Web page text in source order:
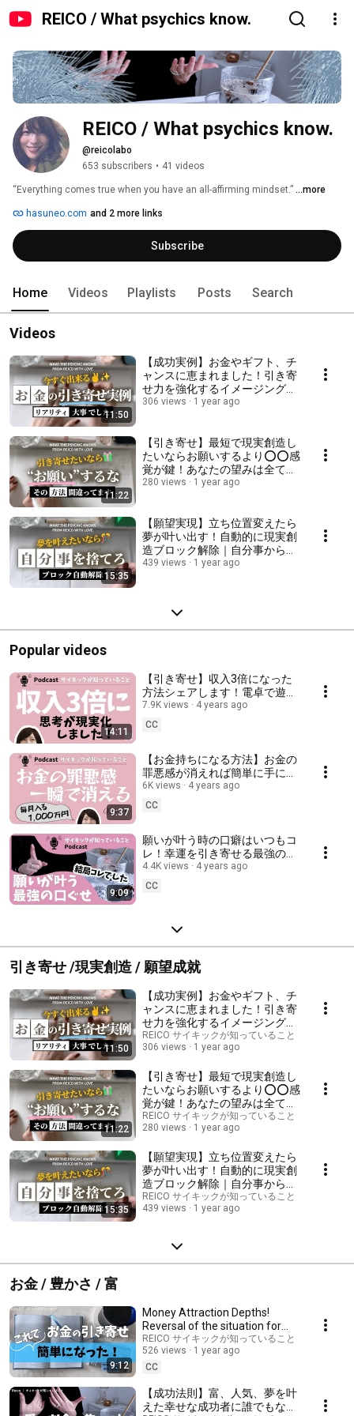
REICO / What psychics know.
REICO / What psychics know.
@reicolabo
653 subscribers • 41 videos
“Everything comes true when you have an all-affirming mindset.” ...more
hasuneo.com and 2 more links
Subscribe
Home Videos Playlists Posts Search
Videos
11:50
【成功実例】お金やギフト、チ
ャンスに恵まれました！引き寄
せ力を強化するイメージングエ
クササイズ
306 views 1 year ago
11:22
【引き寄せ】最短で現実創造し
たいならお願いするより⭕⭕感
覚が鍵！あなたの望みは全て気
楽に叶えてOK！
280 views 1 year ago
15:35
【願望実現】立ち位置変えたら
夢が叶い出す！自動的に現実創
造ブロック解除｜自分事から他
人事プロデューサー
439 views 1 year ago
Popular videos
14:11
【引き寄せ】収入3倍になった
方法シェアします！電卓で遊ん
でたらその通りの収入になった
7.9K views
4 years ago
CC
9:37
【お金持ちになる方法】お金の
罪悪感が消えれば簡単に手に入
る！ブロックを手放す一千万円
の一撃
6K views
4 years ago
CC
9:09
願いが叶う時の口癖はいつもコ
レ！幸運を引き寄せる最強の言
葉【現実創造】
4.4K views
4 years ago
CC
引き寄せ /現実創造 / 願望成就
11:50
【成功実例】お金やギフト、チ
ャンスに恵まれました！引き寄
せ力を強化するイメージングエ
クササイズ
REICO サイキックが知っていること
306 views
1 year ago
11:22
【引き寄せ】最短で現実創造し
たいならお願いするより⭕⭕感
覚が鍵！あなたの望みは全て気
楽に叶えてOK！
REICO サイキックが知っていること
280 views
1 year ago
15:35
【願望実現】立ち位置変えたら
夢が叶い出す！自動的に現実創
造ブロック解除｜自分事から他
人事プロデューサー
REICO サイキックが知っていること
439 views
1 year ago
お金 / 豊かさ / 富
9:12
Money Attraction Depths!
Reversal of the situation for
good people｜Come true
without guilt!
REICO サイキックが知っていること
526 views
1 year ago
CC
【成功法則】富、人気、夢を叶
えた幸せな成功者に誰でもなれ